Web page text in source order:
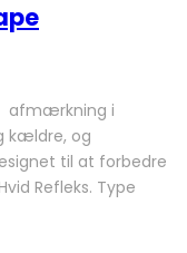
afmærkning i
kældre, og
til at forbedre
Refleks. Type